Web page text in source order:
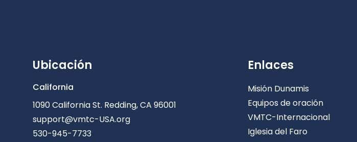
Ubicación
California
1090 California St. Redding, CA 96001
support@vmtc-USA.org
530-945-7733
Enlaces
Misión Dunamis
Equipos de oración
VMTC-Internacional
Iglesia del Faro